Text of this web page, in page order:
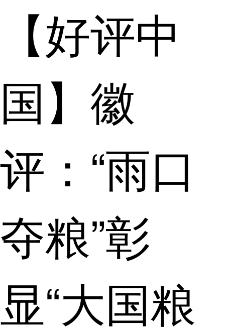
【好评中
国】徽
评：“雨口
夺粮”彰
显“大国粮